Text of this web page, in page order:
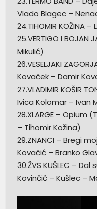
Vlado Blagec –
24.TIHOMIR KOŽINA
25.VERTIGO I BOJAN
Mikulić)
26.VESELJAKI
Kovaček – Damir
27.VLADIMIR KOŠIR
Ivica Kolomar – Ivan
28.XLARGE – Opium
– Tihomir Kožina)
29.ZNANCI – Bregi
Kovačić – Branko
30.ŽVS KUŠLEC –
Kovinčić – Kušlec –